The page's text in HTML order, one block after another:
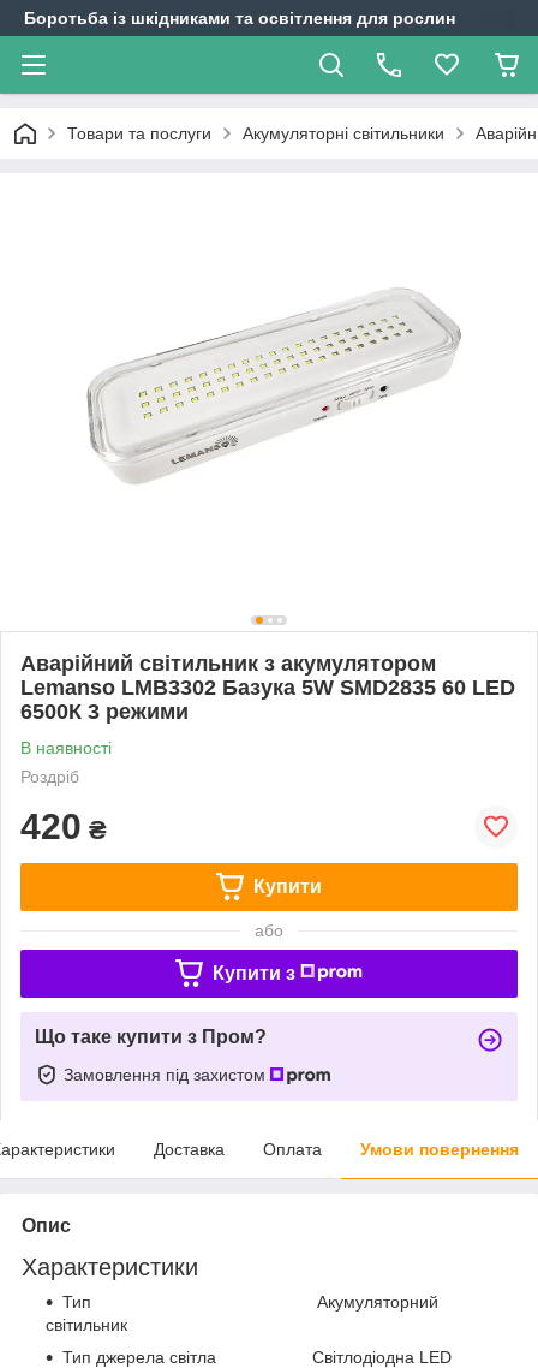
Боротьба із шкідниками та освітлення для рослин
Товари та послуги Акумуляторні світильники
Аварійний світильник з акумулятором
Lemanso LMB3302 Базука 5W SMD2835 60 LED
6500К 3 режими
В наявності
Роздріб
420 ₴
Купити
або
Купити з
Що таке купити з Пром?
Замовлення під захистом
Доставка Оплата Умови повернення
Опис
Характеристики
Тип Акумуляторний
світильник
Тип джерела світла Світлодіодна LED